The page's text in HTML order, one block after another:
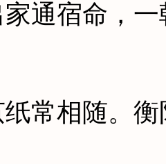
宿命，一
相随。衡